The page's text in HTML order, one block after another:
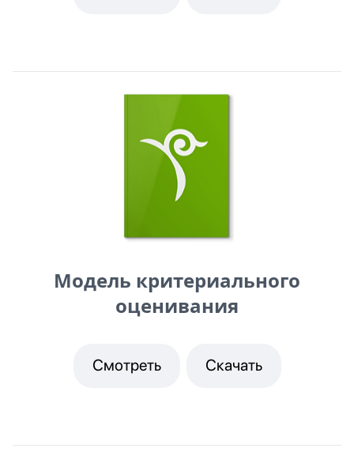
Модель критериального
оценивания
Смотреть Скачать